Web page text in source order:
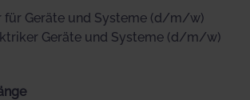
für Geräte und Systeme (d/m/w)
Geräte und Systeme (d/m/w)